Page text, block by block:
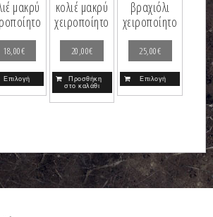
μακρύ
18,00€
Επιλογή
κολιέ μακρύ
χειροποίητο
20,00€
Προσθήκη
στο καλάθι
βραχιόλι
χειροποίητο
25,00€
Επιλογή